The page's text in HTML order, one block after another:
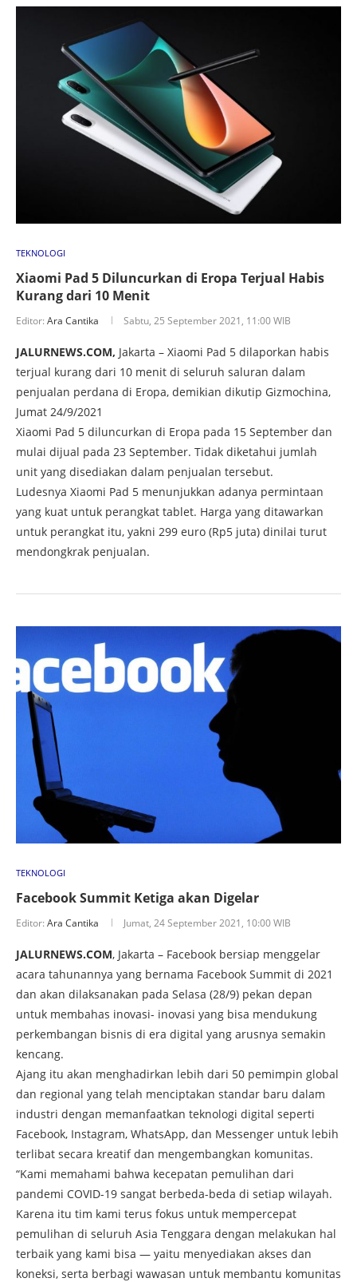
TEKNOLOGI
Xiaomi Pad 5 Diluncurkan di Eropa Terjual Habis
Kurang dari 10 Menit
Editor: Ara Cantika Sabtu, 25 September 2021, 11:00 WIB
JALURNEWS.COM, Jakarta – Xiaomi Pad 5 dilaporkan habis
terjual kurang dari 10 menit di seluruh saluran dalam
penjualan perdana di Eropa, demikian dikutip Gizmochina,
Jumat 24/9/2021
Xiaomi Pad 5 diluncurkan di Eropa pada 15 September dan
mulai dijual pada 23 September. Tidak diketahui jumlah
unit yang disediakan dalam penjualan tersebut.
Ludesnya Xiaomi Pad 5 menunjukkan adanya permintaan
yang kuat untuk perangkat tablet. Harga yang ditawarkan
untuk perangkat itu, yakni 299 euro (Rp5 juta) dinilai turut
mendongkrak penjualan.
TEKNOLOGI
Facebook Summit Ketiga akan Digelar
Editor: Ara Cantika Jumat, 24 September 2021, 10:00 WIB
JALURNEWS.COM, Jakarta – Facebook bersiap menggelar
acara tahunannya yang bernama Facebook Summit di 2021
dan akan dilaksanakan pada Selasa (28/9) pekan depan
untuk membahas inovasi- inovasi yang bisa mendukung
perkembangan bisnis di era digital yang arusnya semakin
kencang.
Ajang itu akan menghadirkan lebih dari 50 pemimpin global
dan regional yang telah menciptakan standar baru dalam
industri dengan memanfaatkan teknologi digital seperti
Facebook, Instagram, WhatsApp, dan Messenger untuk lebih
terlibat secara kreatif dan mengembangkan komunitas.
“Kami memahami bahwa kecepatan pemulihan dari
pandemi COVID-19 sangat berbeda-beda di setiap wilayah.
Karena itu tim kami terus fokus untuk mempercepat
pemulihan di seluruh Asia Tenggara dengan melakukan hal
terbaik yang kami bisa — yaitu menyediakan akses dan
koneksi, serta berbagi wawasan untuk membantu komunitas